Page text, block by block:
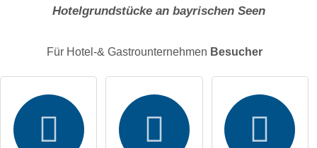
Hiermit akzeptiere ich die .
Hotelgrundstücke an bayrischen Seen
Für Hotel-& Gastrounternehmen Besucher